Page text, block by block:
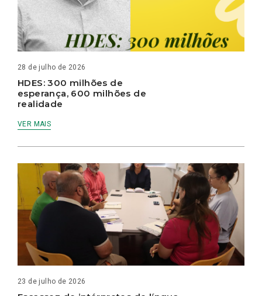
28 de julho de 2026
HDES: 300 milhões de
esperança, 600 milhões de
realidade
VER MAIS
23 de julho de 2026